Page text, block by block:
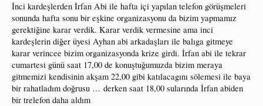
İnci kardeşlerden İrfan Abi ile hafta içi yapılan telefon görüşmeleri
sonunda hafta sonu bir eşkine organizasyonu da bizim yapmamız
gerektiğine karar verdik. Karar verdik vermesine ama inci
kardeşlerin diğer üyesi Ayhan abi arkadaşları ile balıga gitmeye
karar verincee bizim organizasyonda krize girdi. İrfan abi ile tekrar
cumartesi günü saat 17,00 de konuştuğumuzda bizim meraya
gitmemizi kendisinin akşam 22,00 gibi katılacagını sölemesi ile baya
bir rahatladım doğrusu … derken saat 18,00 sularında İrfan abiden
bir trelefon daha aldım